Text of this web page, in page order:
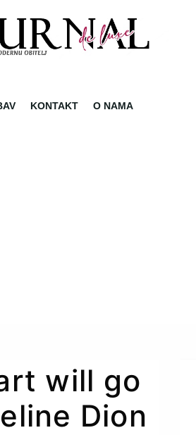
KONTAKT O NAMA
will go
Dion